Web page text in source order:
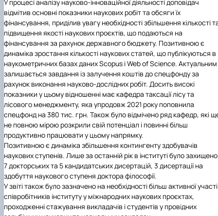
У процесі аналізу науково-інноваційної діяльності доповідач
відмітив основні показники наукових робіт та обсяги їх
фінансування, приділив увагу необхідності збільшення кількості
підвищення якості наукових проєктів, що подаються на
фінансування за рахунок державного бюджету. Позитивною є
динаміка зростання кількості наукових статей, що публікуються в
наукометричних базах даних Scopus і Web of Science. Актуальним
залишається завдання із залучення коштів до спецфонду за
рахунок виконання науково-дослідних робіт. Досить високі
показники у цьому відношенні має кафедра таксації лісу та
лісового менеджменту, яка упродовж 2021 року поповнила
спецфонд на 380 тис. грн. Також було відмічено ряд кафедр, які
не повною мірою розкрили свій потенціал і повинні більш
продуктивно працювати у цьому напрямку.
Позитивною є динаміка збільшення контингенту здобувачів
наукових ступенів. Лише за останній рік в інституті було захищено
7 докторських та 5 кандидатських дисертацій, 3 дисертації на
здобуття наукового ступеня доктора філософії.
У звіті також було зазначено на необхідності більш активної участі
співробітників інституту у міжнародних наукових проєктах,
проходженні стажування викладачів і студентів у провідних